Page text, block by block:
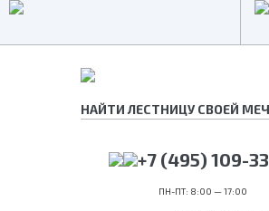
+7 (495) 109-
ПН-ПТ: 8:00 — 17:00